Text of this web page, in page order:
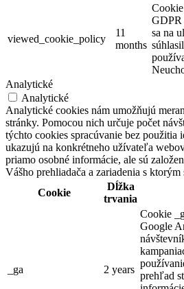
viewed_cookie_policy
11
months
GDPR
sa na
Analytické
Analytické
Analytické cookies nám umožňujú
stránky. Pomocou nich určuje počet
týchto cookies spracúvanie bez použitia
ukazujú na konkrétneho užívateľa
priamo osobné informácie, ale sú
Vášho prehliadača a zariadenia s ktorým
Cookie
Dĺžka
trvania
_ga 2 years
Cookie
Google
prehľad